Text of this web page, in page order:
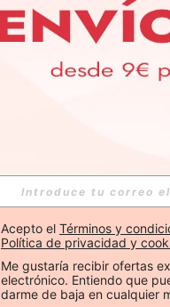
Acepto el Términos y
Política de privacidad y
Me gustaría recibir ofertas
electrónico. Entiendo que
darme de baja en cualquier